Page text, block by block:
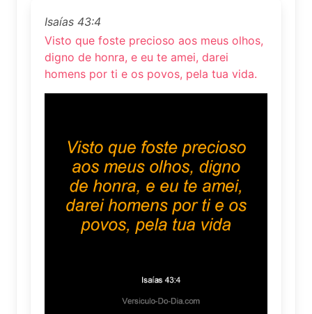
Isaías 43:4
Visto que foste precioso aos meus olhos,
digno de honra, e eu te amei, darei
homens por ti e os povos, pela tua vida.